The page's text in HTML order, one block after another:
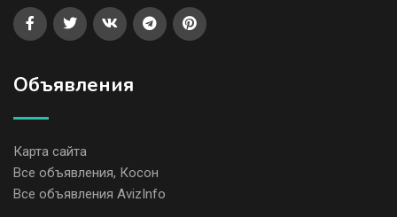
Объявления
Карта сайта
Все объявления, Косон
Все объявления AvizInfo